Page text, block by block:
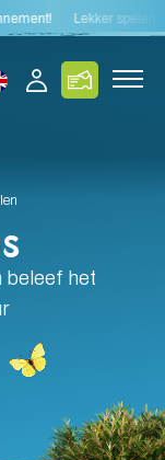
Lekker spelen bij
beleef het